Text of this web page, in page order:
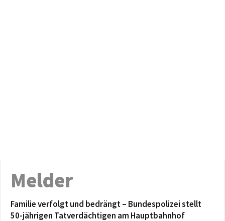
Melder
Familie verfolgt und bedrängt – Bundespolizei stellt
50-jährigen Tatverdächtigen am Hauptbahnhof